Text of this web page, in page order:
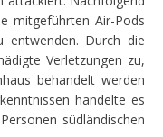
mitgeführten Air-Pods
entwenden. Durch die
Verletzungen zu,
behandelt werden
handelte es
südländischen